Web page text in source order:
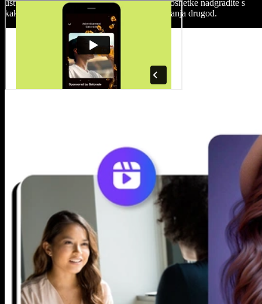
ustvarijo pravi ambient vašega videa. Videoposnetke nadgradite s
kakovostnimi medijskimi datotekami brez iskanja drugod.